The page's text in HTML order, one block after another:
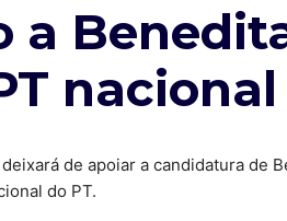
a
nacional
de apoiar a candidatura de
do PT.